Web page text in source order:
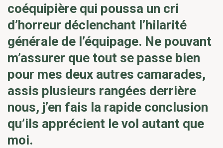
coéquipière qui poussa un cri
d’horreur déclenchant l’hilarité
générale de l’équipage. Ne pouvant
m’assurer que tout se passe bien
pour mes deux autres camarades,
assis plusieurs rangées derrière
nous, j’en fais la rapide conclusion
qu’ils apprécient le vol autant que
moi.